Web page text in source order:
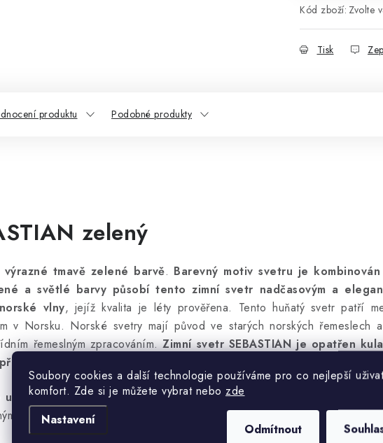
Soubory cookies a další technologie používáme pro co nejlepší
komfort. Zde si je můžete vybrat nebo zde
Nastavení
Odmítnout
Kód zboží: Zvolte
Tisk
produktu Podobné produkty
zelený
tmavě zelené barvě. Barevný motiv svetru je
a světlé barvy působí tento zimní svetr nadčasovým a
vlny, jejíž kvalita je léty prověřena. Tento huňatý svetr patří
v Norsku. Norské svetry mají původ ve starých norských řemeslech
řemeslným zpracováním.Zimní svetr SEBASTIAN je opatřen
hlavu
určen zejména pro zimnější obdobíroku. Norský svetr Sebastian Vás
pomocníkem do zimních i podzimních plískanic. Tradiční norské svetry